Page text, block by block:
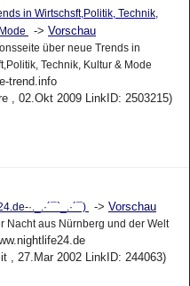
in Wirtschsft,Politik, Technik,
-> Vorschau
über neue Trends in
Technik, Kultur & Mode
trend.info
, 02.Okt 2009 LinkID: 2503215)
·._.·´¯`_.·´¯) -> Vorschau
Nacht aus Nürnberg und der Welt
, 27.Mar 2002 LinkID: 244063)